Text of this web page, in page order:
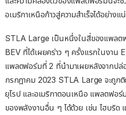
อเมริกาเหนือก้าวสู่ความสำเร็จได้อย่าง
STLA Large เป็นหนึ่งในสี่ของแพล
BEV ที่ได้เผยคร่าว ๆ ครั้งแรกในงาน
แพลตฟอร์มที่ 2 ที่นำมาเผยหลังจากป
กรกฎาคม 2023 STLA Large จะถูกติ
ยุโรป และอเมริกาตอนเหนือ แพลตฟอร์
ของพลังงานอื่น ๆ ได้ด้วย เช่น ไฮบริด